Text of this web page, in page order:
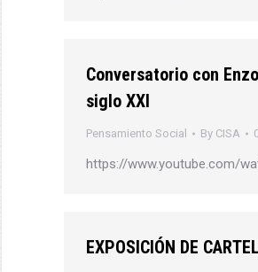
Conversatorio con
siglo XXI
Pensamiento Social By CISA
https://www.youtube.com/
EXPOSICIÓN DE